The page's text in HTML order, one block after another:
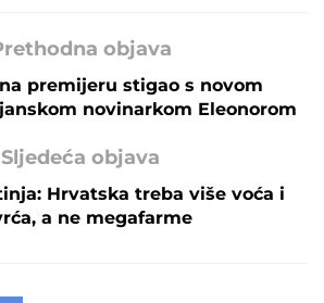
objava
premijeru stigao s novom
novinarkom Eleonorom
Sljedeća objava
Hrvatska treba više voća i
a ne megafarme